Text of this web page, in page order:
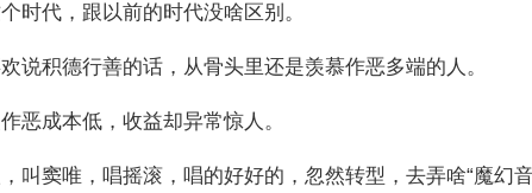
时代，跟以前的时代没啥区别。
说积德行善的话，从骨头里还是羡慕作恶多端的人。
恶成本低，收益却异常惊人。
叫窦唯，唱摇滚，唱的好好的，忽然转型，去弄啥“魔幻